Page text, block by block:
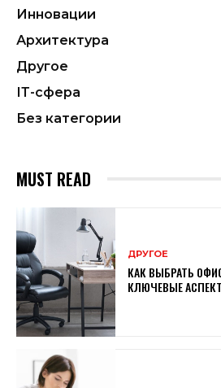
Инновации
Архитектура
Другое
ІТ-сфера
Без категории
MUST READ
ДРУГОЕ
КАК ВЫБРАТЬ
КЛЮЧЕВЫЕ